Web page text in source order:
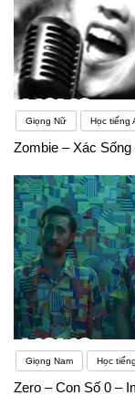
Giọng Nữ Học tiếng
Zombie – Xác
Giọng Nam Học
Zero – Con Số 0 –